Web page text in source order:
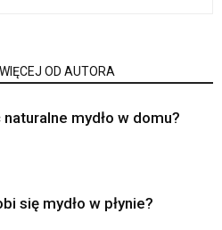
WIĘCEJ OD AUTORA
mydło w domu?
się mydło w płynie?